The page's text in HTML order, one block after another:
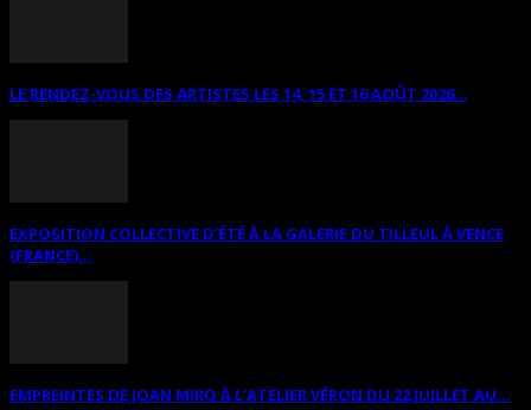
LE RENDEZ-VOUS DES ARTISTES LES 14, 15 ET 16 AOÛT 2026...
EXPOSITION COLLECTIVE D’ÉTÉ À LA GALERIE DU TILLEUL À VENCE
(FRANCE)...
EMPREINTES DE JOAN MIRO À L’ATELIER VÉRON DU 22 JUILLET AU...